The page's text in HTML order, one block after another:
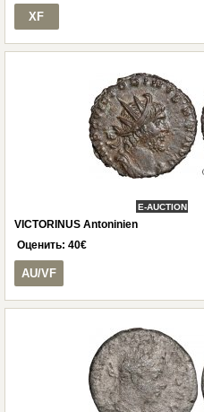
XF
E-AUCTION
VICTORINUS Antoninien
Оценить: 40€
AU/VF